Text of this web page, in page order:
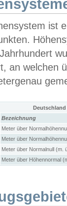
ist
an welchen
Bezeichnung
Meter über
Meter über
Meter über Normalnull (m.
Meter über Höhennormal